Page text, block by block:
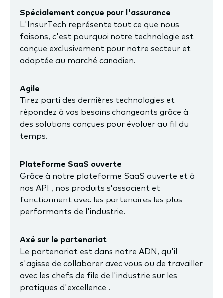
Spécialement conçue pour l'assurance
L'InsurTech représente tout ce que nous
faisons, c'est pourquoi notre technologie est
conçue exclusivement pour notre secteur et
adaptée au marché canadien.
Agile
Tirez parti des dernières technologies et
répondez à vos besoins changeants grâce à
des solutions conçues pour évoluer au fil du
temps.
Plateforme SaaS ouverte
Grâce à notre plateforme SaaS ouverte et à
nos API , nos produits s'associent et
fonctionnent avec les partenaires les plus
performants de l'industrie.
Axé sur le partenariat
Le partenariat est dans notre ADN, qu'il
s'agisse de collaborer avec vous ou de travailler
avec les chefs de file de l'industrie sur les
pratiques d'excellence .